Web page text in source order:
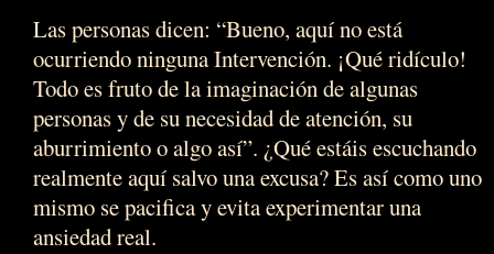
Las personas dicen: “Bueno, aquí no está
ocurriendo ninguna Intervención. ¡Qué ridículo!
Todo es fruto de la imaginación de algunas
personas y de su necesidad de atención, su
aburrimiento o algo así”. ¿Qué estáis escuchando
realmente aquí salvo una excusa? Es así como uno
mismo se pacifica y evita experimentar una
ansiedad real.